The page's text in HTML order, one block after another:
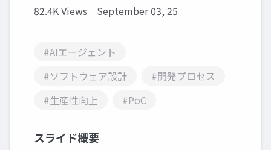
82.4K Views September 03, 25
#AIエージェント
#ソフトウェア設計
#開発プロセス
#生産性向上
#PoC
スライド概要